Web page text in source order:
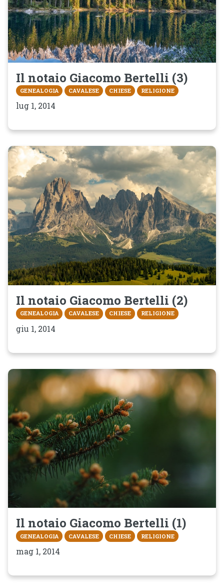
Il notaio Giacomo Bertelli (3)
GENEALOGIA CAVALESE CHIESE RELIGIONE
lug 1, 2014
Il notaio Giacomo Bertelli (2)
GENEALOGIA CAVALESE CHIESE RELIGIONE
giu 1, 2014
Il notaio Giacomo Bertelli (1)
GENEALOGIA CAVALESE CHIESE RELIGIONE
mag 1, 2014